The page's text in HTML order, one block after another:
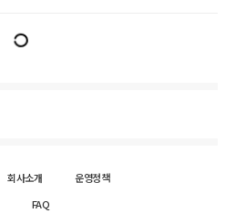
회사소개
운영정책
FAQ